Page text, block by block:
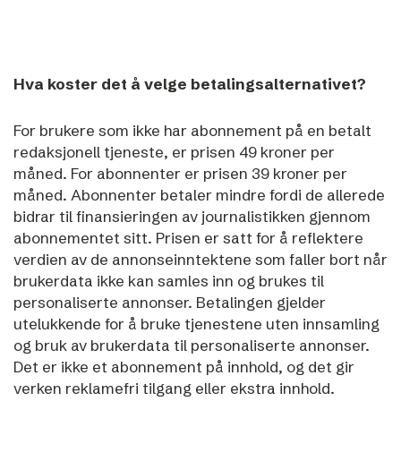
Hva koster det å velge betalingsalternativet?
For brukere som ikke har abonnement på en betalt
redaksjonell tjeneste, er prisen 49 kroner per
måned. For abonnenter er prisen 39 kroner per
måned. Abonnenter betaler mindre fordi de allerede
bidrar til finansieringen av journalistikken gjennom
abonnementet sitt. Prisen er satt for å reflektere
verdien av de annonseinntektene som faller bort når
brukerdata ikke kan samles inn og brukes til
personaliserte annonser. Betalingen gjelder
utelukkende for å bruke tjenestene uten innsamling
og bruk av brukerdata til personaliserte annonser.
Det er ikke et abonnement på innhold, og det gir
verken reklamefri tilgang eller ekstra innhold.